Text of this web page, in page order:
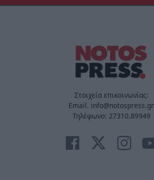
Στοιχεία επικοινωνίας:
Email. info@notospress.gr
Τηλέφωνο: 27310.89949